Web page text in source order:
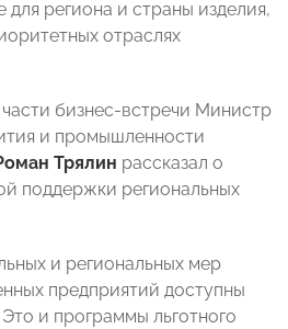
для региона и страны изделия,
отраслях
бизнес-встречи Министр
и промышленности
Трялин рассказал о
поддержки региональных
и региональных мер
предприятий доступны
и программы льготного